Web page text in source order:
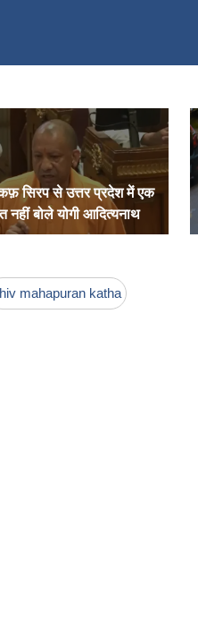
सिरप से उत्तर प्रदेश में एक
नहीं बोले योगी आदित्यनाथ
mahapuran katha